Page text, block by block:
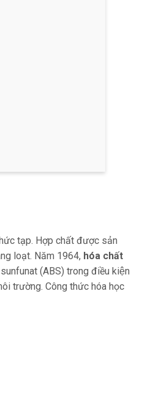
tạp. Hợp chất được sản
loạt. Năm 1964, hóa chất
(ABS) trong điều kiện
trường. Công thức hóa học